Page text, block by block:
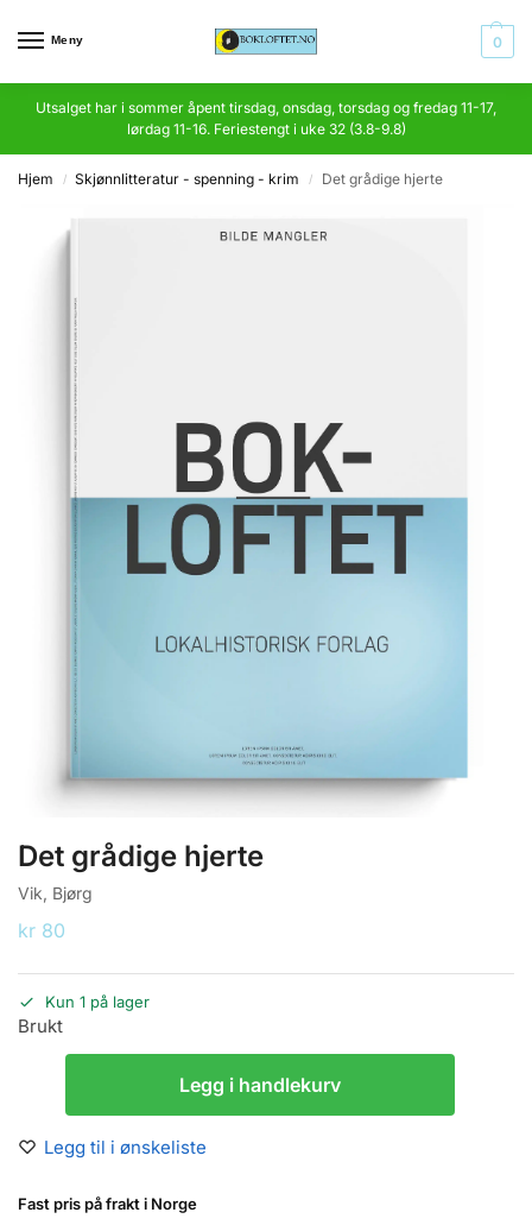
Meny 0
Utsalget har i sommer åpent tirsdag, onsdag, torsdag og fredag 11-17,
lørdag 11-16. Feriestengt i uke 32 (3.8-9.8)
Hjem / Skjønnlitteratur - spenning - krim / Det grådige hjerte
Det grådige hjerte
Vik, Bjørg
kr 80
Kun 1 på lager
Brukt
Legg i handlekurv
Legg til i ønskeliste
Fast pris på frakt i Norge